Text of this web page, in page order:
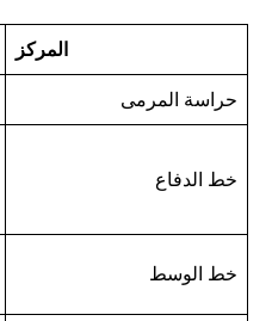
المركز
حراسة المرمى
خط الدفاع
خط الوسط